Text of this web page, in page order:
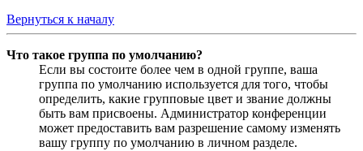
Вернуться к началу
Что такое группа по умолчанию?
Если вы состоите более чем в одной группе, ваша
группа по умолчанию используется для того, чтобы
определить, какие групповые цвет и звание должны
быть вам присвоены. Администратор конференции
может предоставить вам разрешение самому изменять
вашу группу по умолчанию в личном разделе.